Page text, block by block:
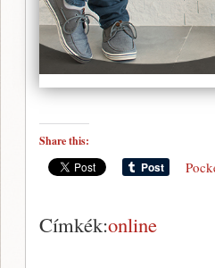
Share this:
Címkék:online